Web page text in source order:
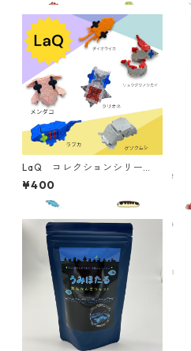
LaQ コレクションシリー
ズ 深海生物
¥400